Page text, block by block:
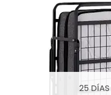
25 DÍAS